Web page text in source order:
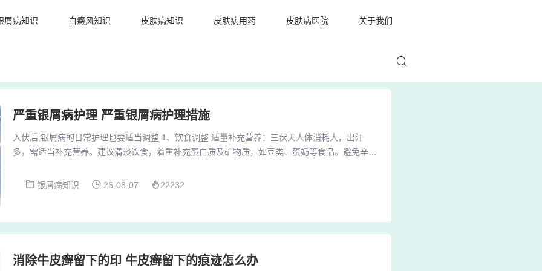
屑病知识 白癜风知识 皮肤病知识 皮肤病用药 皮肤病医院 关于我们
严重银屑病护理 严重银屑病护理措施
入伏后,银屑病的日常护理也要适当调整 1、饮食调整 适量补充营养：三伏天人体消耗大，出汗
多，需适当补充营养。建议清淡饮食，着重补充蛋白质及矿物质，如豆类、蛋奶等食品。避免辛辣
面 多喝水：在燥热的环境下，人的新陈代谢加快，大量出汗导致水分流失严重。因此，银屑病患者
银屑病知识 26-08-07 22232
消除牛皮癣留下的印 牛皮癣留下的痕迹怎么办